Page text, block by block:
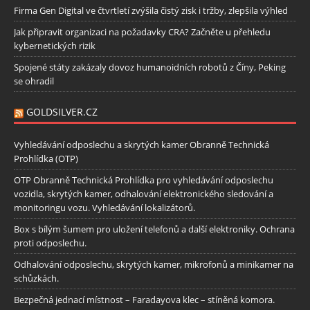
Firma Gen Digital ve čtvrtletí zvýšila čistý zisk i tržby, zlepšila výhled
Jak připravit organizaci na požadavky CRA? Začněte u přehledu
kybernetických rizik
Spojené státy zakázaly dovoz humanoidních robotů z Číny, Peking
se ohradil
GOLDSILVER.CZ
Vyhledávání odposlechu a skrytých kamer Obranně Technická
Prohlídka (OTP)
OTP Obranně Technická Prohlídka pro vyhledávání odposlechu
vozidla, skrytých kamer, odhalování elektronického sledování a
monitoringu vozu. Vyhledávání lokalizátorů.
Box s bílým šumem pro uložení telefonů a další elektroniky. Ochrana
proti odposlechu.
Odhalování odposlechu, skrytých kamer, mikrofonů a minikamer na
schůzkách.
Bezpečná jednací místnost – Faradayova klec – stíněná komora.